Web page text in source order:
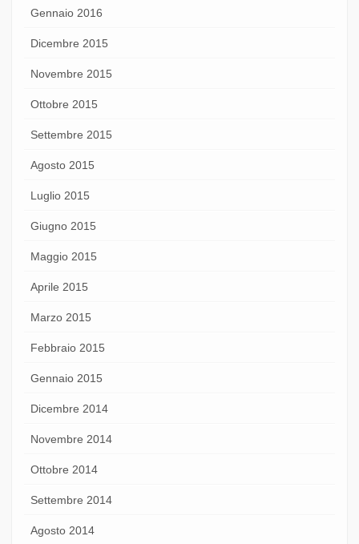
Gennaio 2016
Dicembre 2015
Novembre 2015
Ottobre 2015
Settembre 2015
Agosto 2015
Luglio 2015
Giugno 2015
Maggio 2015
Aprile 2015
Marzo 2015
Febbraio 2015
Gennaio 2015
Dicembre 2014
Novembre 2014
Ottobre 2014
Settembre 2014
Agosto 2014